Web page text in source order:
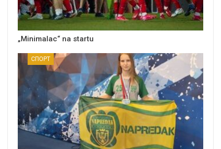
„Minimalac“ na startu
СПОРТ